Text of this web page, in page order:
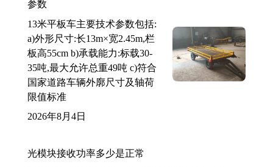
参数
13米平板车主要技术参数包括:
a)外形尺寸:长13m×宽2.45m,栏
板高55cm b)承载能力:标载30-
35吨,最大允许总重49吨 c)符合
国家道路车辆外廓尺寸及轴荷
限值标准
2026年8月4日
光模块接收功率多少是正常